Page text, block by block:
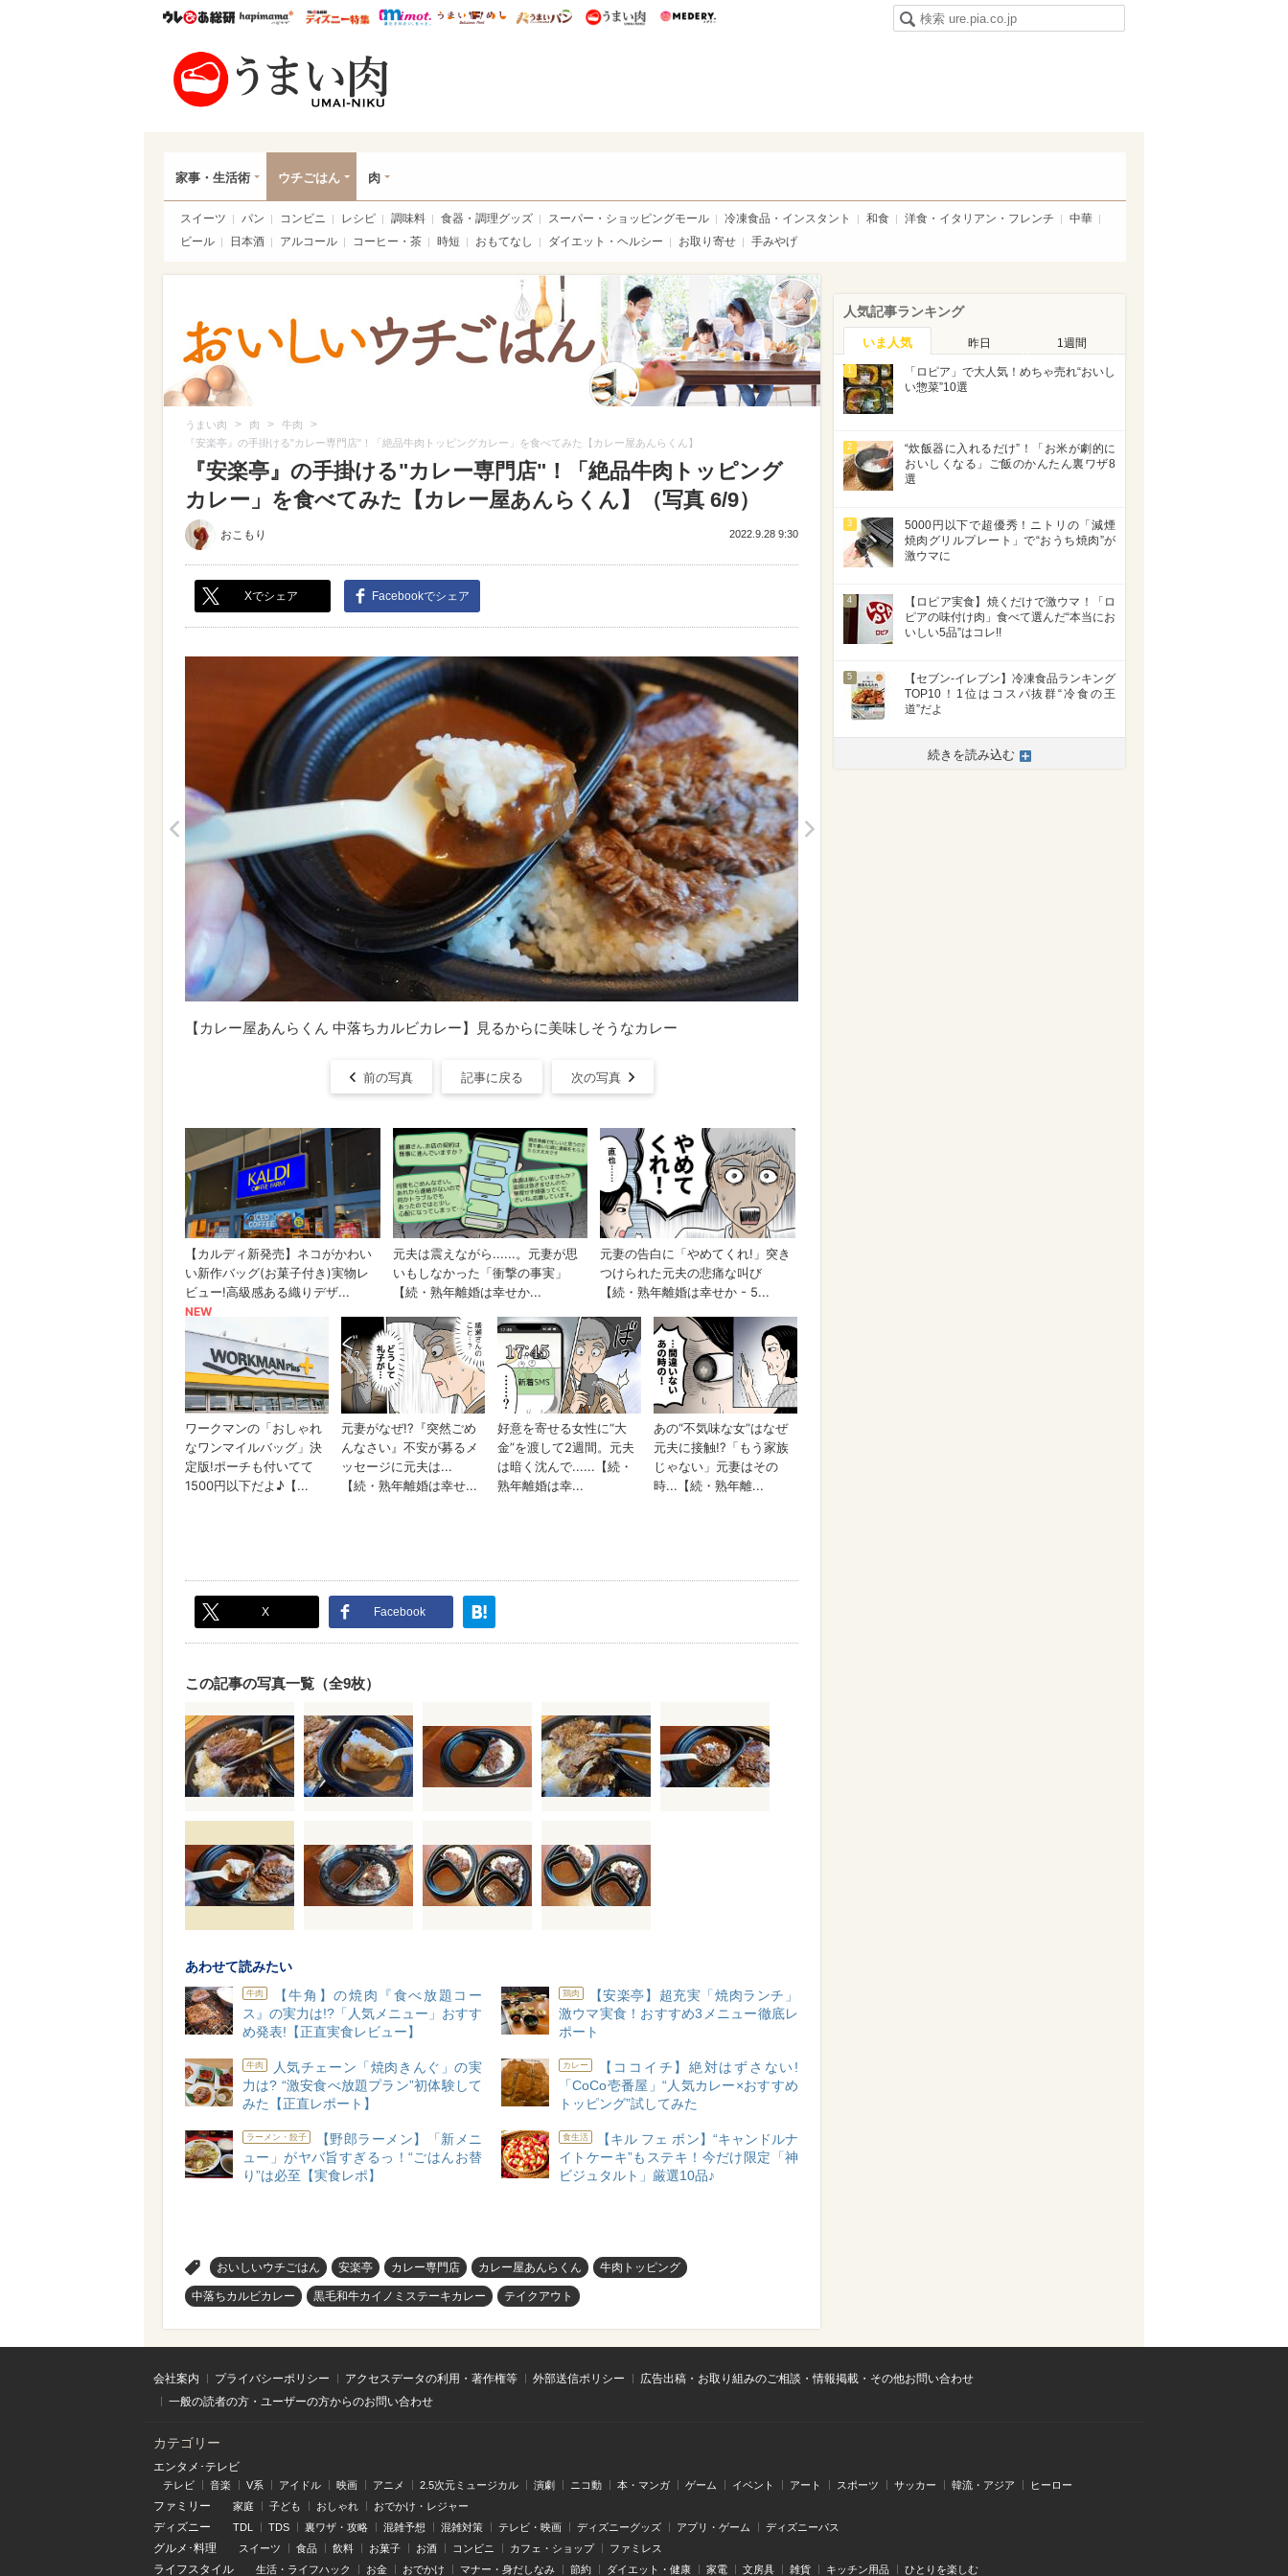
ウレぴあ総研ハピママ* ウレぴあ総研 ディズニー特集
mimot. うまいめし うまいパン うまい肉
家事・生活術 ウチごはん 肉
スイーツ パン コンビニ レシピ 調味料 食器・調理グッズ スーパー・ショッピングモール 冷凍食品・インスタント 和食 洋食・イタリアン・フレンチ
中華
ビール
日本酒 アルコール コーヒー・茶 時短 おもてなし ダイエット・ヘルシー お取り寄せ 手みやげ
うまい肉 > 肉 > 牛肉 >
『安楽亭』の手掛ける"カレー専門店"！「絶品牛肉トッピングカレー」を食べてみた【カレー屋あんらくん】
『安楽亭』の手掛ける"カレー専門店"！「絶品牛肉トッピング
カレー」を食べてみた【カレー屋あんらくん】（写真 6/9）
おこもり 2022.9.28 9:30
Xでシェア Facebookでシェア
【カレー屋あんらくん 中落ちカルビカレー】見るからに美味しそうなカレー
前の写真 記事に戻る 次の写真
X Facebook
この記事の写真一覧（全9枚）
あわせて読みたい
牛肉
【牛角】の焼肉『食べ放題コー
ス』の実力は!?「人気メニュー」おすす
め発表!【正直実食レビュー】
鶏肉
【安楽亭】超充実「焼肉ランチ」
激ウマ実食！おすすめ3メニュー徹底レ
ポート
牛肉
人気チェーン「焼肉きんぐ」の実
力は? “激安食べ放題プラン”初体験して
みた【正直レポート】
カレー
【ココイチ】絶対はずさない!
「CoCo壱番屋」“人気カレー×おすすめ
トッピング”試してみた
ラーメン・餃子
【野郎ラーメン】「新メニ
ュー」がヤバ旨すぎるっ！“ごはんお替
り”は必至【実食レポ】
食生活
【キル フェ ボン】“キャンドルナ
イトケーキ”もステキ！今だけ限定「神
ビジュタルト」厳選10品♪
おいしいウチごはん 安楽亭 カレー専門店 カレー屋あんらくん 牛肉トッピング
中落ちカルビカレー 黒毛和牛カイノミステーキカレー テイクアウト
人気記事ランキング
いま人気 昨日 1週間
1
「ロピア」で大人気！めちゃ売れ“おいし
い惣菜”10選
2
“炊飯器に入れるだけ”！「お米が劇的に
おいしくなる」ご飯のかんたん裏ワザ8
選
3
5000円以下で超優秀！ニトリの「減煙
焼肉グリルプレート」で“おうち焼肉”が
激ウマに
4
【ロピア実食】焼くだけで激ウマ！「ロ
ピアの味付け肉」食べて選んだ“本当にお
いしい5品”はコレ!!
5
【セブン-イレブン】冷凍食品ランキング
TOP10！1位はコスパ抜群“冷食の王
道”だよ
続きを読み込む
会社案内 プライバシーポリシー アクセスデータの利用・著作権等 外部送信ポリシー
広告出稿・お取り組みのご相談・情報掲載・その他お問い合わせ
一般の読者の方・ユーザーの方からのお問い合わせ
カテゴリー
エンタメ･テレビ
テレビ 音楽 V系 アイドル 映画 アニメ 2.5次元ミュージカル 演劇 ニコ動 本・マンガ ゲーム イベント アート スポーツ サッカー 韓流・アジア ヒーロー
ファミリー 家庭 子ども おしゃれ おでかけ・レジャー
ディズニー TDL TDS 裏ワザ・攻略 混雑予想 混雑対策 テレビ・映画 ディズニーグッズ アプリ・ゲーム ディズニーパス
グルメ･料理 スイーツ 食品 飲料 お菓子 お酒 コンビニ カフェ・ショップ ファミレス
ライフスタイル 生活・ライフハック お金 おでかけ マナー・身だしなみ 節約 ダイエット・健康 家電 文房具 雑貨 キッチン用品 ひとりを楽しむ